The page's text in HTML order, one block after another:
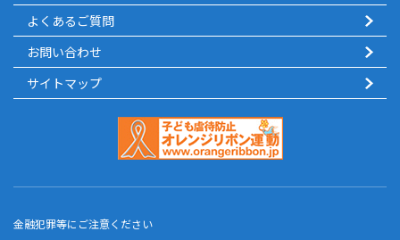
よくあるご質問
お問い合わせ
サイトマップ
金融犯罪等にご注意ください